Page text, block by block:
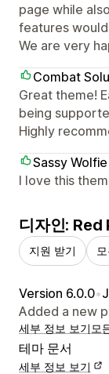
page while
features
We are very
Combat
Great theme!
being
Highly
Sassy Wolfie
I love this
디자인:
지원 받기
Version 6.0.0•
Added a new
세부 정보 보기 모
테마 문서
세부 정보 보기